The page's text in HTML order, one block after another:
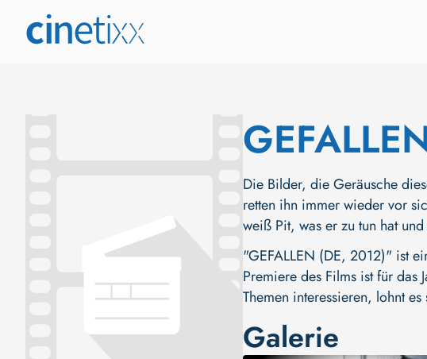
Die Bilder, die Geräusche
retten ihn immer wieder vor
weiß Pit, was er zu tun hat
"GEFALLEN (DE, 2012)" ist
Premiere des Films ist für das
Themen interessieren, lohnt
Galerie